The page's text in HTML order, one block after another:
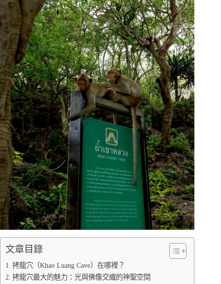
文章目錄
拷龍穴（Khao Luang Cave）在哪裡？
拷龍穴最大的魅力：光與佛像交織的神聖空間